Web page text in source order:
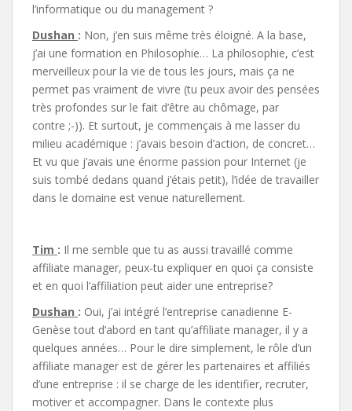
l’informatique ou du management ?
Dushan : Non, j’en suis même très éloigné. A la base,
j’ai une formation en Philosophie… La philosophie, c’est
merveilleux pour la vie de tous les jours, mais ça ne
permet pas vraiment de vivre (tu peux avoir des pensées
très profondes sur le fait d’être au chômage, par
contre ;-)). Et surtout, je commençais à me lasser du
milieu académique : j’avais besoin d’action, de concret…
Et vu que j’avais une énorme passion pour Internet (je
suis tombé dedans quand j’étais petit), l’idée de travailler
dans le domaine est venue naturellement.
Tim : Il me semble que tu as aussi travaillé comme
affiliate manager, peux-tu expliquer en quoi ça consiste
et en quoi l’affiliation peut aider une entreprise?
Dushan : Oui, j’ai intégré l’entreprise canadienne E-
Genèse tout d’abord en tant qu’affiliate manager, il y a
quelques années… Pour le dire simplement, le rôle d’un
affiliate manager est de gérer les partenaires et affiliés
d’une entreprise : il se charge de les identifier, recruter,
motiver et accompagner. Dans le contexte plus